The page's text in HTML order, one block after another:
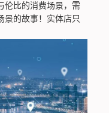
伦比的消费场景，需
景的故事！实体店只